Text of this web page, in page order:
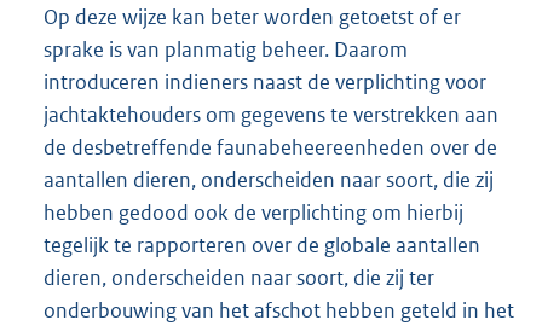
Op deze wijze kan beter worden getoetst of er
sprake is van planmatig beheer. Daarom
introduceren indieners naast de verplichting voor
jachtaktehouders om gegevens te verstrekken aan
de desbetreffende faunabeheereenheden over de
aantallen dieren, onderscheiden naar soort, die zij
hebben gedood ook de verplichting om hierbij
tegelijk te rapporteren over de globale aantallen
dieren, onderscheiden naar soort, die zij ter
onderbouwing van het afschot hebben geteld in het